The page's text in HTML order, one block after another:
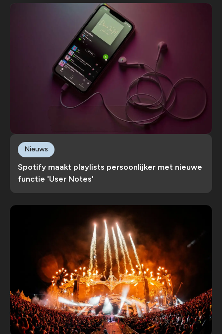
Spotify maakt playlists persoonlijker met nieuwe
functie 'User Notes'
Nieuws